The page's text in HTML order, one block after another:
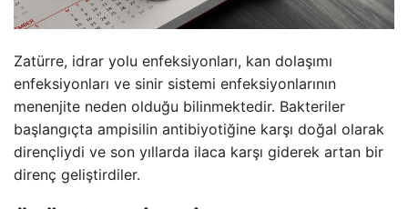
Zatürre, idrar yolu enfeksiyonları, kan dolaşımı
enfeksiyonları ve sinir sistemi enfeksiyonlarının
menenjite neden olduğu bilinmektedir. Bakteriler
başlangıçta ampisilin antibiyotiğine karşı doğal olarak
dirençliydi ve son yıllarda ilaca karşı giderek artan bir
direnç geliştirdiler.